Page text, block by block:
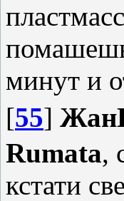
минут и
[55]
Rumata,
кстати